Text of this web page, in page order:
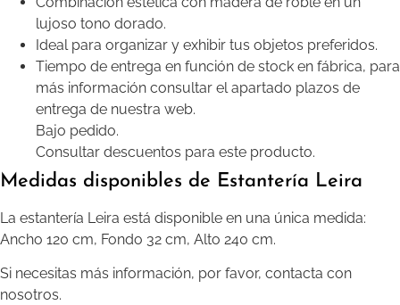
lujoso tono dorado.
Ideal para organizar y exhibir tus objetos preferidos.
Tiempo de entrega en función de stock en fábrica, para
más información consultar el apartado plazos de
entrega de nuestra web.
Bajo pedido.
Consultar descuentos para este producto.
Medidas disponibles de Estantería Leira
La estantería Leira está disponible en una única medida:
Ancho 120 cm, Fondo 32 cm, Alto 240 cm.
Si necesitas más información, por favor, contacta con
nosotros.